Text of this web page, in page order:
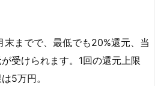
末までで、最低でも20%還元、当
受けられます。1回の還元上限
5万円。